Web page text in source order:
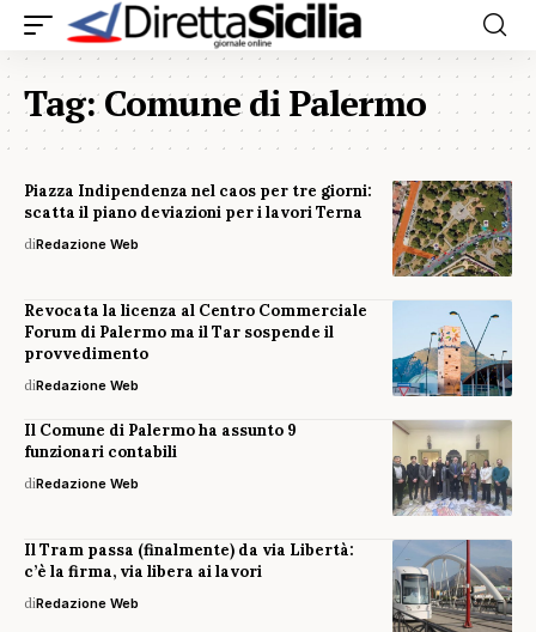
Tag:Comune di Palermo
Piazza Indipendenza nel caos per tre giorni:
scatta il piano deviazioni per i lavori Terna
diRedazione Web
Revocata la licenza al Centro Commerciale
Forum di Palermo ma il Tar sospende il
provvedimento
diRedazione Web
Il Comune di Palermo ha assunto 9
funzionari contabili
diRedazione Web
Il Tram passa (finalmente) da via Libertà:
c’è la firma, via libera ai lavori
diRedazione Web